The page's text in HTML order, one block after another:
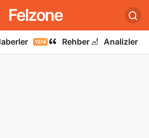
Felzone
YENI Rehber Analizler